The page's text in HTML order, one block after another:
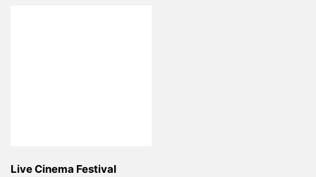
Live Cinema Festival